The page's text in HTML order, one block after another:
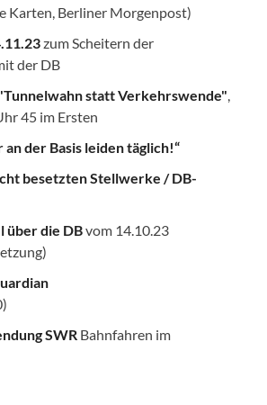
Karten, Berliner Morgenpost)
zum Scheitern der
der DB
statt Verkehrswende"
45 im Ersten
der Basis leiden täglich!“
besetzten Stellwerke / DB-
über die DBvom 14.10.23
SWR Bahnfahren im